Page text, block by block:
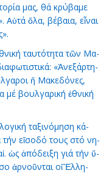
μας, θά κρύ­βα­με
Αὐ­τά ὅ­λα, βέ­βαι­α, εἶ­ναι
ταυ­τό­τη­τα τῶν Μα­
«Ἀ­νε­ξάρ­τη­
ἤ Μα­κε­δό­νες,
μέ βουλ­γα­ρι­κή ἐ­θνι­κή
τα­ξι­νό­μη­ση κά­
τήν εἴ­σο­δό τους στό νη­
ὡς ἀ­πό­δει­ξη γιά τήν ὕ­
ἀρ­νοῦν­ται οἱἝλ­λη­